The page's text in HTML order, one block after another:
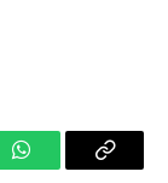
WhatsAppCopy